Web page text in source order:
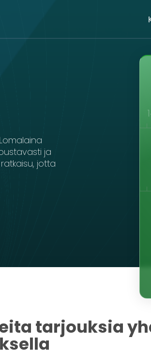
ja
jotta
tarjouksia